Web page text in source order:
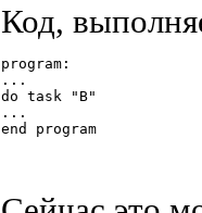
Код,
program:
...
do task "B"
...
end program